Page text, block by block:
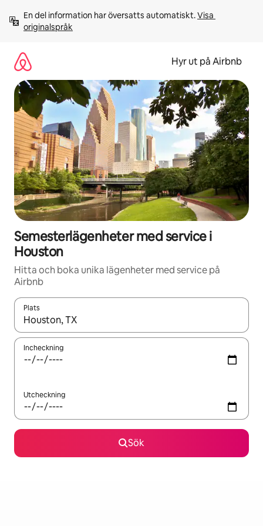
innehåll
En del information har översatts automatiskt. Visa
originalspråk
Hyr ut på Airbnb
Semesterlägenheter med service i
Houston
Hitta och boka unika lägenheter med service på
Airbnb
Plats
När resultaten är tillgängliga kan du navigera med upp- och
Incheckning
Utcheckning
Sök